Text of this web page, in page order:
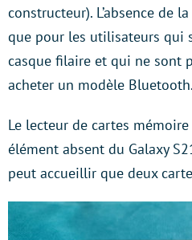
constructeur). L’absence de
que pour les utilisateurs qui
casque filaire et qui ne sont
acheter un modèle Bluetooth.
Le lecteur de cartes
élément absent du Galaxy
peut accueillir que deux